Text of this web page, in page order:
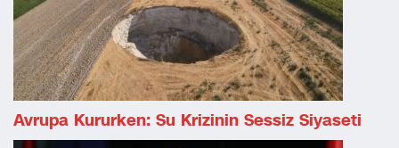
Avrupa Kururken: Su Krizinin Sessiz Siyaseti